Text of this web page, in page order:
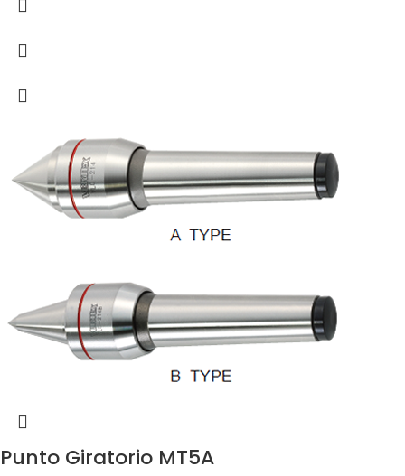
Punto Giratorio MT5A